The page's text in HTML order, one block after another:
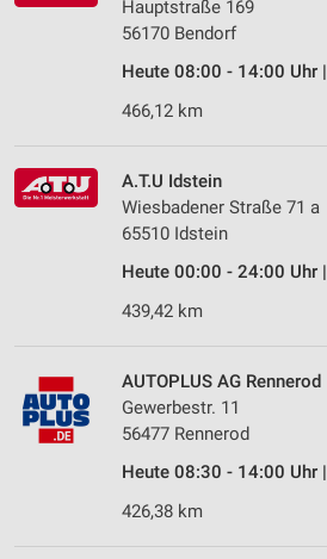
Hauptstraße 169
56170 Bendorf
Heute 08:00 - 14:00 Uhr |
466,12 km
A.T.U Idstein
Wiesbadener Straße 71 a
65510 Idstein
Heute 00:00 - 24:00 Uhr |
439,42 km
AUTOPLUS AG Rennerod
Gewerbestr. 11
56477 Rennerod
Heute 08:30 - 14:00 Uhr |
426,38 km